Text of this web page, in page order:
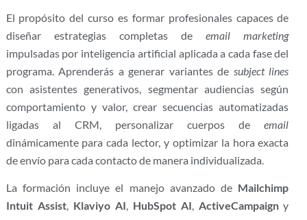
El propósito del curso es formar profesionales capaces de
diseñar estrategias completas deemail marketing
impulsadas por inteligencia artificial aplicada a cada fase del
programa. Aprenderás a generar variantes de subject lines
con asistentes generativos, segmentar audiencias según
comportamiento y valor, crear secuencias automatizadas
ligadas al CRM, personalizar cuerpos deemail
dinámicamente para cada lector, y optimizar la hora exacta
de envío para cada contacto de manera individualizada.
La formación incluye el manejo avanzado de Mailchimp
Intuit Assist, Klaviyo AI, HubSpot AI, ActiveCampaigny